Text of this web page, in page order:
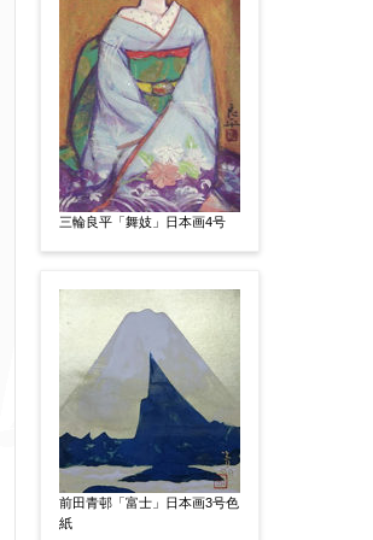
同意する 【必須】
↑ 同意頂けましたらチェックを入
い。
※データはSSL(Secure Sockets
三輪良平「舞妓」日本画4号
前田青邨「富士」日本画3号色
紙